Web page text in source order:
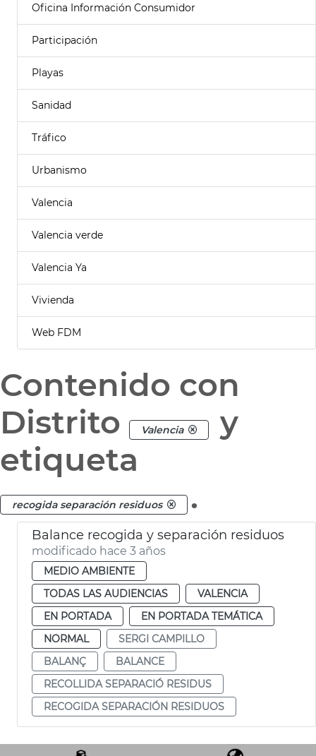
Oficina Información Consumidor
Participación
Playas
Sanidad
Tráfico
Urbanismo
Valencia
Valencia verde
Valencia Ya
Vivienda
Web FDM
Contenido con
Distrito
Valencia
y
etiqueta
recogida separación residuos .
Balance recogida y separación residuos
modificado hace 3 años
MEDIO AMBIENTE
TODAS LAS AUDIENCIAS
VALENCIA
EN PORTADA
EN PORTADA TEMÁTICA
NORMAL
SERGI CAMPILLO
BALANÇ
BALANCE
RECOLLIDA SEPARACIÓ RESIDUS
RECOGIDA SEPARACIÓN RESIDUOS